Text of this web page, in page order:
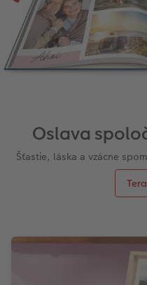
Oslava
Šťastie, láska a vzácne